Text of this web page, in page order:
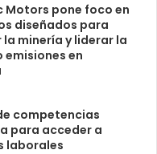
Motors pone foco en
diseñados para
minería y liderar la
en
competencias
para acceder a
laborales